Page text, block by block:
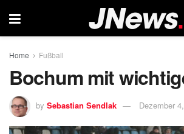
Home Fußball
Bochum mit
by Sebastian Sendlak Dezember